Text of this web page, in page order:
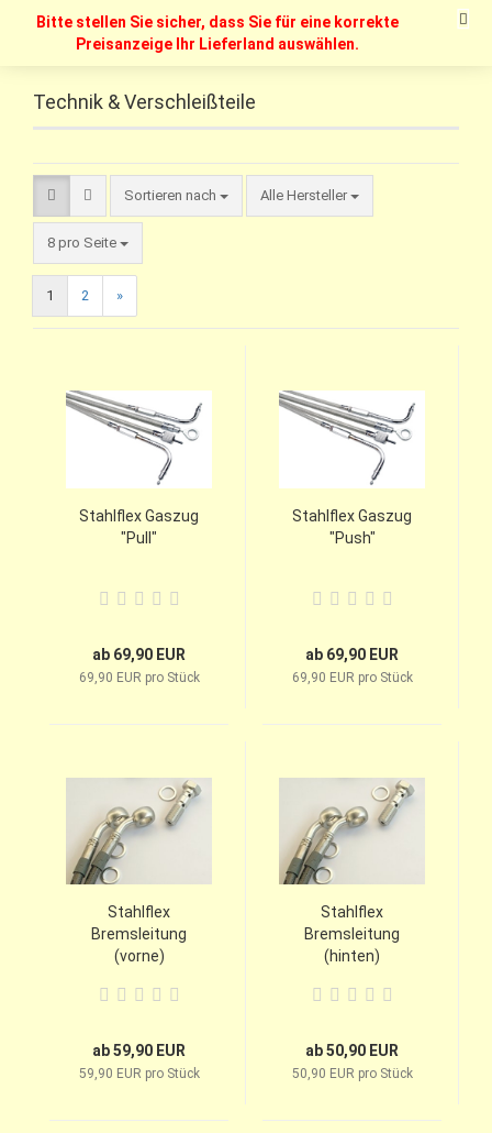
Bitte stellen Sie sicher, dass Sie für eine korrekte
Preisanzeige Ihr Lieferland auswählen.
Technik & Verschleißteile
Sortieren nach Alle Hersteller
8 pro Seite
1 2 »
Stahlflex Gaszug
"Pull"
ab 69,90 EUR
69,90 EUR pro Stück
Stahlflex Gaszug
"Push"
ab 69,90 EUR
69,90 EUR pro Stück
Stahlflex
Bremsleitung
(vorne)
ab 59,90 EUR
59,90 EUR pro Stück
Stahlflex
Bremsleitung
(hinten)
ab 50,90 EUR
50,90 EUR pro Stück